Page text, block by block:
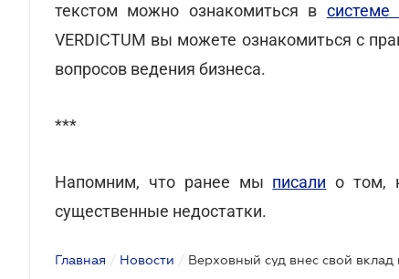
текстом можно ознакомиться в системе
VERDICTUM вы можете ознакомиться с
вопросов ведения бизнеса.
***
Напомним, что ранее мы писали о том,
существенные недостатки.
Главная / Новости / Верховный суд внес свой